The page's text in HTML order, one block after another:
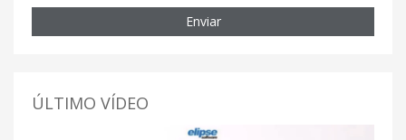
Enviar
ÚLTIMO VÍDEO